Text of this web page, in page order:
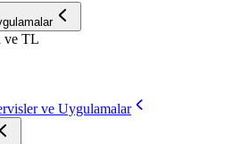
ve TL
ve Uygulamalar